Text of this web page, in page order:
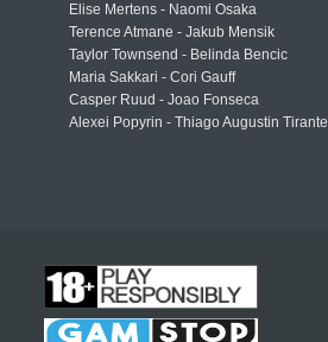
Elise Mertens - Naomi Osaka
Terence Atmane - Jakub Mensik
Taylor Townsend - Belinda Bencic
Maria Sakkari - Cori Gauff
Casper Ruud - Joao Fonseca
Alexei Popyrin - Thiago Augustin Tirante